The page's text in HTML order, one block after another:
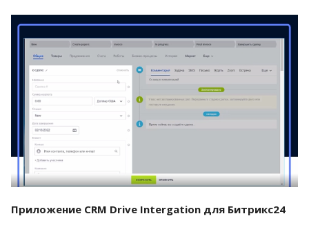
Смотреть проект
Приложение CRM Drive Intergation для Битрикс24